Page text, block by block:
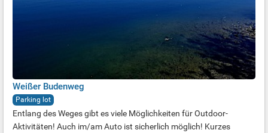
Weißer Budenweg
Parking lot
Entlang des Weges gibt es viele Möglichkeiten für Outdoor-
Aktivitäten! Auch im/am Auto ist sicherlich möglich! Kurzes